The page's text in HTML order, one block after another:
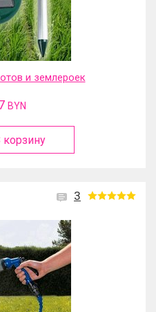
и землероек
BYN
корзину
3